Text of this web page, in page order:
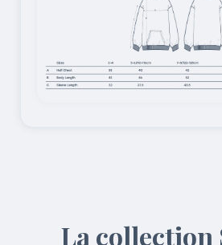
La collection